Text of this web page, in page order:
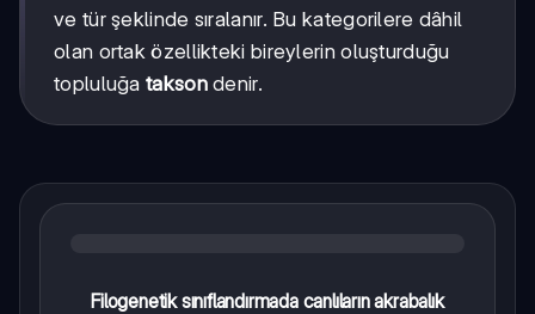
ve tür şeklinde sıralanır. Bu kategorilere dâhil
olan ortak özellikteki bireylerin oluşturduğu
topluluğa taksondenir.
Filogenetik sınıflandırmada canlıların akrabalık